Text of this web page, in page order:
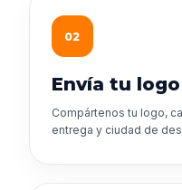
02
Envía tu logo
Compártenos tu logo,
entrega y ciudad de